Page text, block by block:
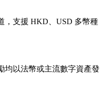
，支援 HKD、USD 多幣種
均以法幣或主流數字資產發